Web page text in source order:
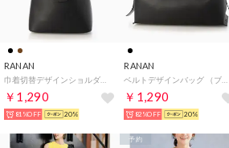
RANAN
￥1,290
81%OFF 20%
RANAN
￥1,290
82%OFF 20%
予約